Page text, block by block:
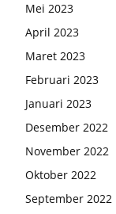
Mei 2023
April 2023
Maret 2023
Februari 2023
Januari 2023
Desember 2022
November 2022
Oktober 2022
September 2022